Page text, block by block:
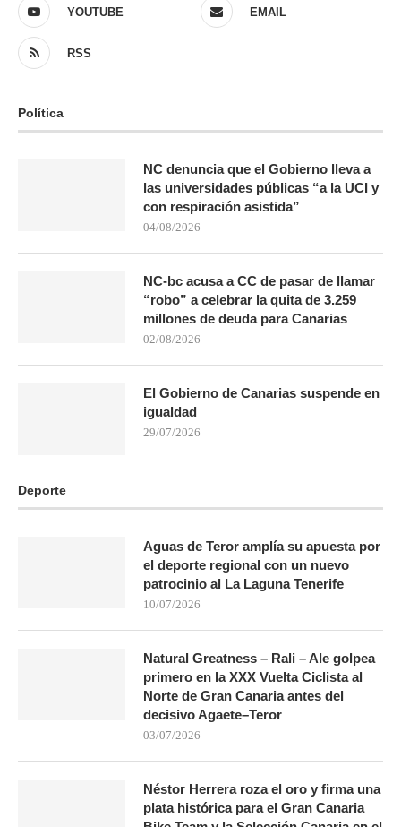
YOUTUBE EMAIL
RSS
Política
NC denuncia que el Gobierno lleva a
las universidades públicas “a la UCI y
con respiración asistida”
04/08/2026
NC-bc acusa a CC de pasar de llamar
“robo” a celebrar la quita de 3.259
millones de deuda para Canarias
02/08/2026
El Gobierno de Canarias suspende en
igualdad
29/07/2026
Deporte
Aguas de Teror amplía su apuesta por
el deporte regional con un nuevo
patrocinio al La Laguna Tenerife
10/07/2026
Natural Greatness – Rali – Ale golpea
primero en la XXX Vuelta Ciclista al
Norte de Gran Canaria antes del
decisivo Agaete–Teror
03/07/2026
Néstor Herrera roza el oro y firma una
plata histórica para el Gran Canaria